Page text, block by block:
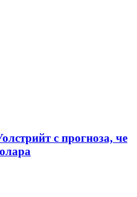
с прогноза, че